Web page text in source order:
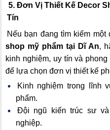
5. Đơn Vị Thiết Kế Decor
Tín
Nếu bạn đang tìm kiếm
shop mỹ phẩm tại Dĩ An,
kinh nghiệm, uy tín và
để lựa chọn đơn vị thiết kế
Kinh nghiệm trong lĩnh
phẩm.
Đội ngũ kiến trúc sư
nghiệp.